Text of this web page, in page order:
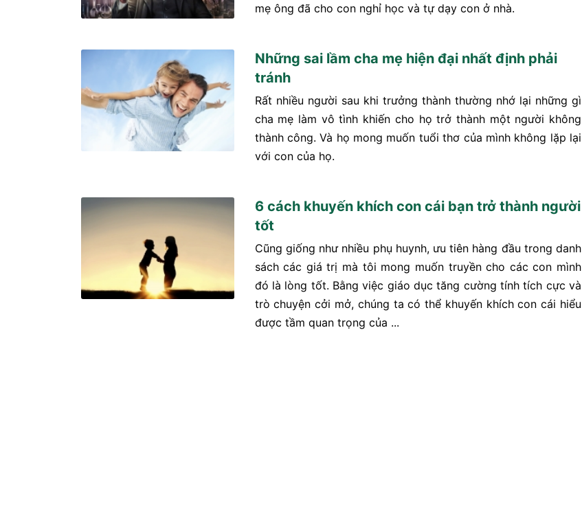
mẹ ông đã cho con nghỉ học và tự dạy con ở nhà.
Những sai lầm cha mẹ hiện đại nhất định phải
tránh
Rất nhiều người sau khi trưởng thành thường nhớ lại những gì
cha mẹ làm vô tình khiến cho họ trở thành một người không
thành công. Và họ mong muốn tuổi thơ của mình không lặp lại
với con của họ.
6 cách khuyến khích con cái bạn trở thành người
tốt
Cũng giống như nhiều phụ huynh, ưu tiên hàng đầu trong danh
sách các giá trị mà tôi mong muốn truyền cho các con mình
đó là lòng tốt. Bằng việc giáo dục tăng cường tính tích cực và
trò chuyện cởi mở, chúng ta có thể khuyến khích con cái hiểu
được tầm quan trọng của ...